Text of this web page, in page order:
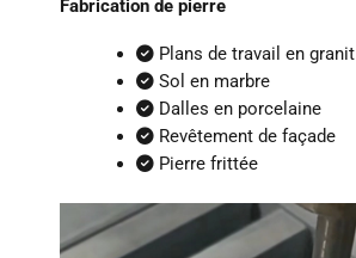
Fabrication de pierre
Plans de travail en granit
Sol en marbre
Dalles en porcelaine
Revêtement de façade
Pierre frittée